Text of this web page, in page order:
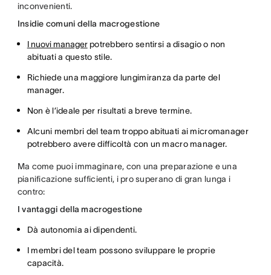
inconvenienti.
Insidie comuni della macrogestione
I nuovi managerpotrebbero sentirsi a disagio o non
abituati a questo stile.
Richiede una maggiore lungimiranza da parte del
manager.
Non è l’ideale per risultati a breve termine.
Alcuni membri del team troppo abituati ai micromanager
potrebbero avere difficoltà con un macro manager.
Ma come puoi immaginare, con una preparazione e una
pianificazione sufficienti, i pro superano di gran lunga i
contro:
I vantaggi della macrogestione
Dà autonomia ai dipendenti.
I membri del team possono sviluppare le proprie
capacità.